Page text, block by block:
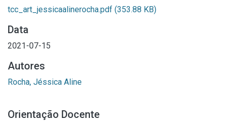
tcc_art_jessicaalinerocha.pdf (353.88 KB)
Data
2021-07-15
Autores
Rocha, Jéssica Aline
Orientação Docente